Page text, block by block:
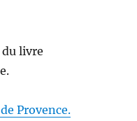
livre
Provence.